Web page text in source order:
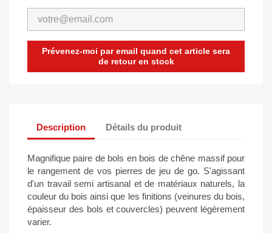
Prévenez-moi par email quand cet article sera
de retour en stock
Description Détails du produit
Magnifique paire de bols en bois de chêne massif pour
le rangement de vos pierres de jeu de go. S'agissant
d'un travail semi artisanal et de matériaux naturels, la
couleur du bois ainsi que les finitions (veinures du bois,
épaisseur des bols et couvercles) peuvent légèrement
varier.